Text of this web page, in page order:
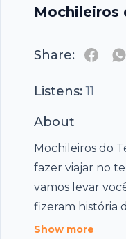
Mochileiros
Share:
Listens: 11
About
Mochileiros do
fazer viajar no
vamos levar
fizeram história
Show more